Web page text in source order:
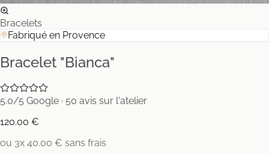
Bracelets
Fabriqué en Provence
Bracelet "Bianca"
5.0/5 Google · 50 avis sur l'atelier
120.00 €
ou 3x 40.00 € sans frais